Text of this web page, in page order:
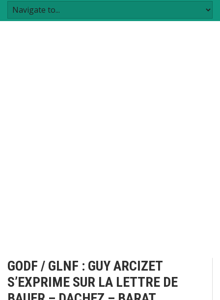
GODF / GLNF : GUY ARCIZET
S’EXPRIME SUR LA LETTRE DE